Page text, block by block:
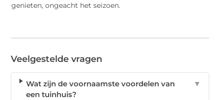
genieten, ongeacht het seizoen.
Veelgestelde vragen
Wat zijn de voornaamste voordelen van
een tuinhuis?
▼